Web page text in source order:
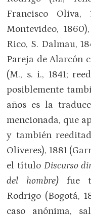
Francisco Oliva,
Montevideo,
Rico, S. Dalmau,
Pareja de Alarcón
(M., s. i., 1841;
posiblemente
años es la
mencionada, que
y también
Oliveres), 1881
el título Discurso
del hombre) fue
Rodrigo (Bogotá,
caso anónima,